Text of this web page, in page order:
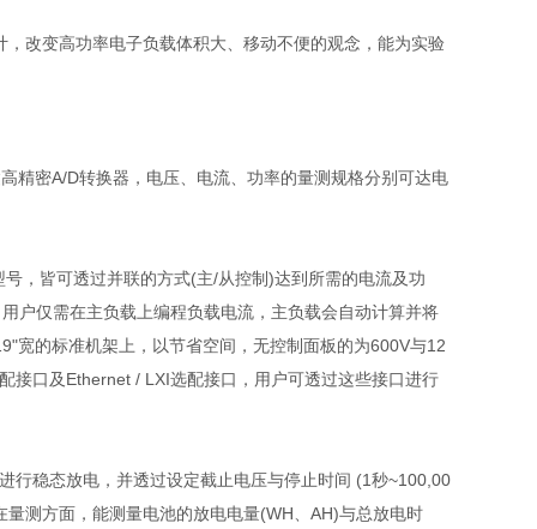
，改变高功率电子负载体积大、移动不便的观念，能为实验
精密A/D转换器，电压、电流、功率的量测规格分别可达电
，皆可透过并联的方式(主/从控制)达到所需的电流及功
户仅需在主负载上编程负载电流，主负载会自动计算并将
宽的标准机架上，以节省空间，无控制面板的为600V与12
接口及Ethernet / LXI选配接口，用户可透过这些接口进行
行稳态放电，并透过设定截止电压与停止时间 (1秒~100,00
量测方面，能测量电池的放电电量(WH AH)与总放电时